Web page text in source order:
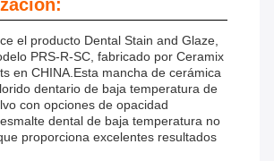
el producto Dental Stain and Glaze,
PRS-R-SC, fabricado por Ceramix
en CHINA.Esta mancha de cerámica
dentario de baja temperatura de
con opciones de opacidad
dental de baja temperatura no
proporciona excelentes resultados